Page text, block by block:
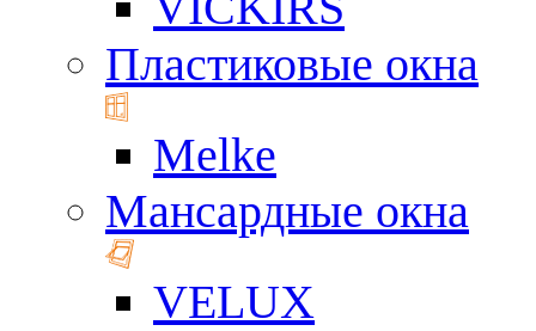
Пластиковые окна
Melke
Мансардные окна
VELUX